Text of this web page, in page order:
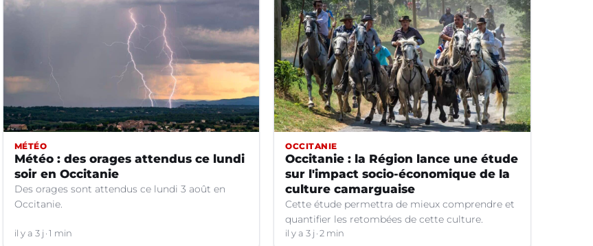
MÉTÉO
Météo : des orages attendus ce lundi
soir en Occitanie
Des orages sont attendus ce lundi 3 août en
Occitanie.
il y a 3 j 1 min
OCCITANIE
Occitanie : la Région lance une étude
sur l'impact socio-économique de la
culture camarguaise
Cette étude permettra de mieux comprendre et
quantifier les retombées de cette culture.
il y a 3 j 2 min